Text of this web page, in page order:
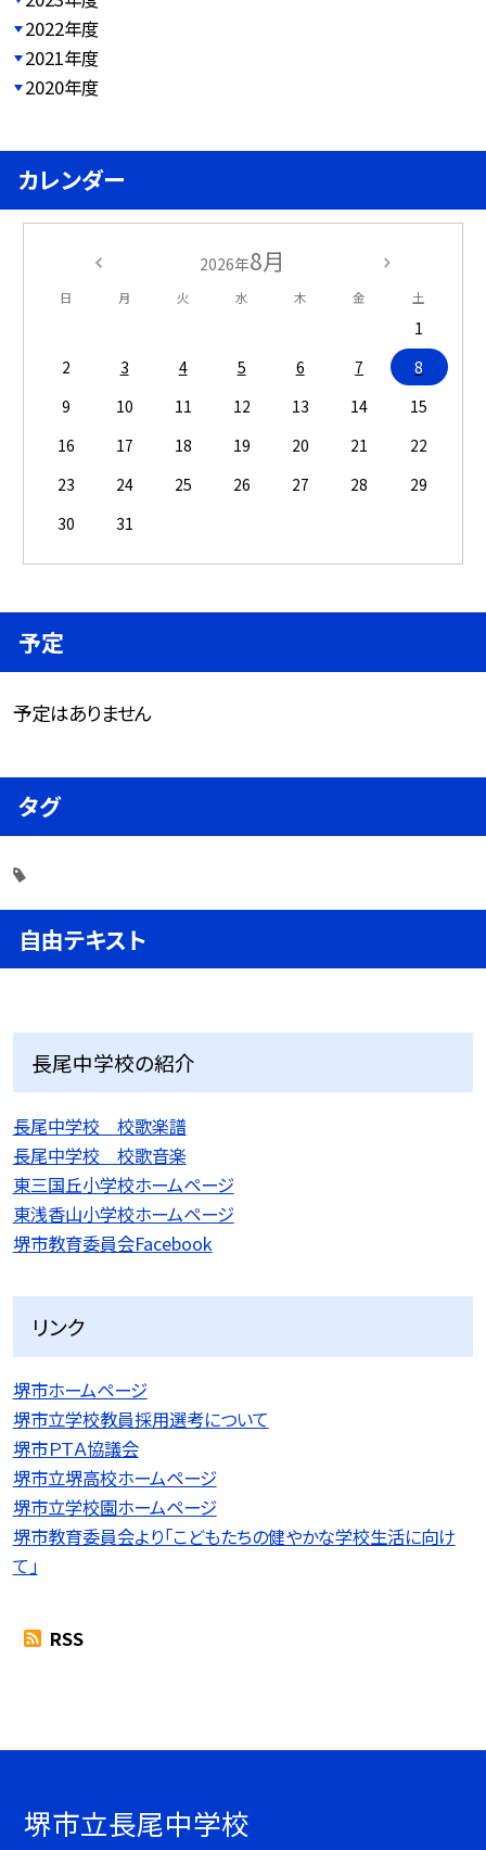
2022年度
2021年度
2020年度
カレンダー
2026年8月
日 月 火 水 木 金 土
1
2
3 4 5 6 7
8
9
10 11 12 13 14
15
16
17 18 19 20 21
22
23
24 25 26 27 28
29
30
31
予定
予定はありません
タグ
自由テキスト
長尾中学校の紹介
長尾中学校 校歌楽譜
長尾中学校 校歌音楽
東三国丘小学校ホームページ
東浅香山小学校ホームページ
堺市教育委員会Facebook
リンク
堺市ホームページ
堺市立学校教員採用選考について
堺市ＰＴＡ協議会
堺市立堺高校ホームページ
堺市立学校園ホームページ
堺市教育委員会より「こどもたちの健やかな学校生活に向け
て」
RSS
堺市立長尾中学校